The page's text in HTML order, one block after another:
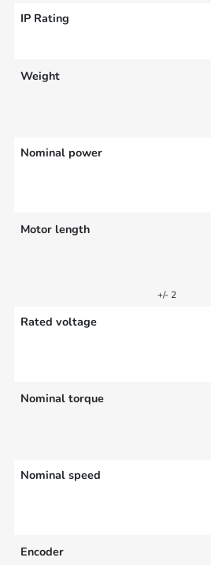
IP Rating
Weight
Nominal power
Motor length
+/- 2
Rated voltage
Nominal torque
Nominal speed
Encoder